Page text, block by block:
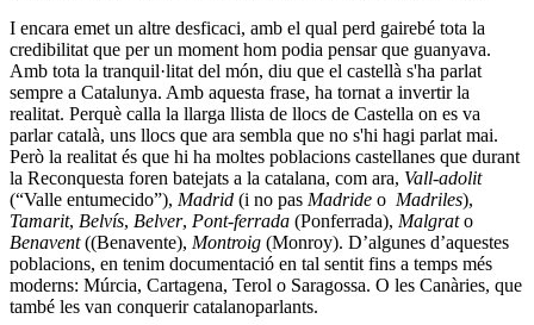
I encara emet un altre desficaci, amb el qual perd gairebé tota la
credibilitat que per un moment hom podia pensar que guanyava.
Amb tota la tranquil·litat del món, diu que el castellà s'ha parlat
sempre a Catalunya. Amb aquesta frase, ha tornat a invertir la
realitat. Perquè calla la llarga llista de llocs de Castella on es va
parlar català, uns llocs que ara sembla que no s'hi hagi parlat mai.
Però la realitat és que hi ha moltes poblacions castellanes que durant
la Reconquesta foren batejats a la catalana, com ara, Vall-adolit
(“Valle entumecido”), Madrid (i no pas Madride o Madriles),
Tamarit, Belvís, Belver, Pont-ferrada (Ponferrada), Malgrato
Benavent((Benavente), Montroig (Monroy). D’algunes d’aquestes
poblacions, en tenim documentació en tal sentit fins a temps més
moderns: Múrcia, Cartagena, Terol o Saragossa. O les Canàries, que
també les van conquerir catalanoparlants.